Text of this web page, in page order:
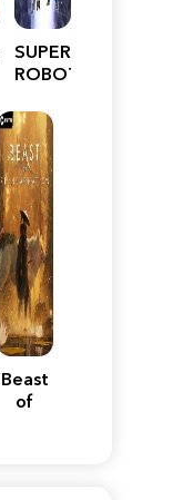
SUPER
ROBOT
Y
Beast
of